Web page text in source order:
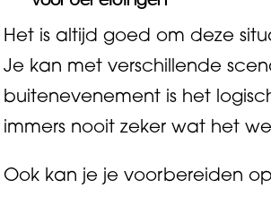
Het is altijd goed om deze
Je kan met verschillende
buitenevenement is het
immers nooit zeker wat het
Ook kan je je voorbereiden